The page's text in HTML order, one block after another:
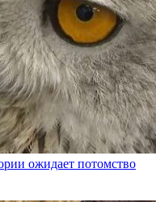
ожидает потомство